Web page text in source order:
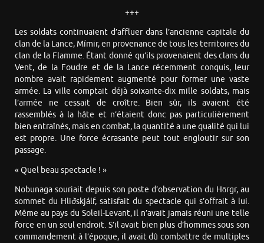
+++
Les soldats continuaient d’affluer dans l’ancienne capitale du
clan de la Lance, Mímir, en provenance de tous les territoires du
clan de la Flamme. Étant donné qu’ils provenaient des clans du
Vent, de la Foudre et de la Lance récemment conquis, leur
nombre avait rapidement augmenté pour former une vaste
armée. La ville comptait déjà soixante-dix mille soldats, mais
l’armée ne cessait de croître. Bien sûr, ils avaient été
rassemblés à la hâte et n’étaient donc pas particulièrement
bien entraînés, mais en combat, la quantité a une qualité qui lui
est propre. Une force écrasante peut tout engloutir sur son
passage.
« Quel beau spectacle ! »
Nobunaga souriait depuis son poste d’observation du Hōrgr, au
sommet du Hliðskjálf, satisfait du spectacle qui s’offrait à lui.
Même au pays du Soleil-Levant, il n’avait jamais réuni une telle
force en un seul endroit. S’il avait bien plus d’hommes sous son
commandement à l’époque, il avait dû combattre de multiples